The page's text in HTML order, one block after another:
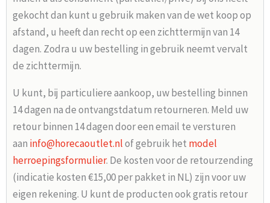
gekocht dan kunt u gebruik maken van de wet koop op
afstand, u heeft dan recht op een zichttermijn van 14
dagen. Zodra u uw bestelling in gebruik neemt vervalt
de zichttermijn.
U kunt, bij particuliere aankoop, uw bestelling binnen
14 dagen na de ontvangstdatum retourneren. Meld uw
retour binnen 14 dagen door een email te versturen
aan info@horecaoutlet.nlof gebruik het model
herroepingsformulier. De kosten voor de retourzending
(indicatie kosten €15,00 per pakket in NL) zijn voor uw
eigen rekening. U kunt de producten ook gratis retour